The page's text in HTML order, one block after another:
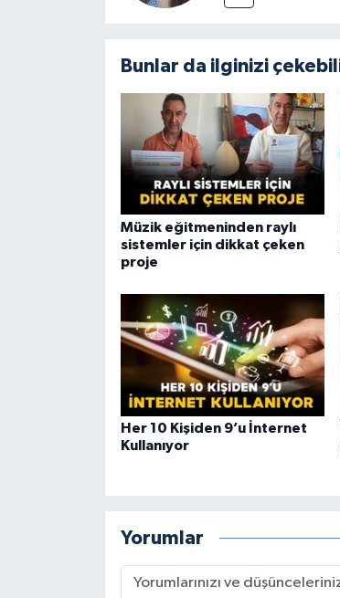
Bunlar da ilginizi
Müzik eğitmeninden raylı
sistemler için dikkat çeken
proje
Her 10 Kişiden 9’u İnternet
Kullanıyor
Yorumlar